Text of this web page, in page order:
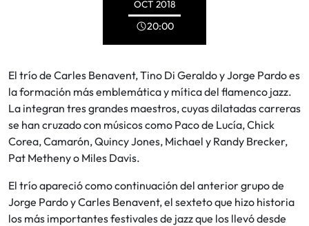
OCT 2018
20:00
El trío de Carles Benavent, Tino Di Geraldo y Jorge Pardo es
la formación más emblemática y mítica del flamenco jazz.
La integran tres grandes maestros, cuyas dilatadas carreras
se han cruzado con músicos como Paco de Lucía, Chick
Corea, Camarón, Quincy Jones, Michael y Randy Brecker,
Pat Metheny o Miles Davis.
El trío apareció como continuación del anterior grupo de
Jorge Pardo y Carles Benavent, el sexteto que hizo historia
los más importantes festivales de jazz que los llevó desde